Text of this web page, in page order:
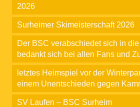
2026
Surheimer Skimeisterschaft 2026
Der BSC verabschiedet sich in
bedankt sich bei allen Fans und
letztes Heimspiel vor der
einem Unentschieden gegen
SV Laufen – BSC Surheim